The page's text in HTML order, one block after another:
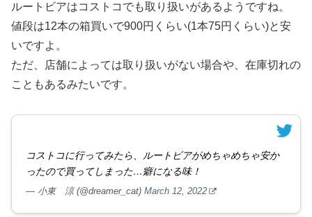
ルートビアはコストコでも取り扱いがあるようですね。
値段は12本の箱買いで900円くらい(1本75円くらい)と安
いですよ。
ただ、店舗によっては取り扱いがない場合や、在庫切れの
こともあるみたいです。
コストコに行ってみたら、ルートビアがめちゃめちゃ安か
ったので買ってしまった…癖になる味！
— 小東 涼 (@dreamer_cat) March 12, 2022